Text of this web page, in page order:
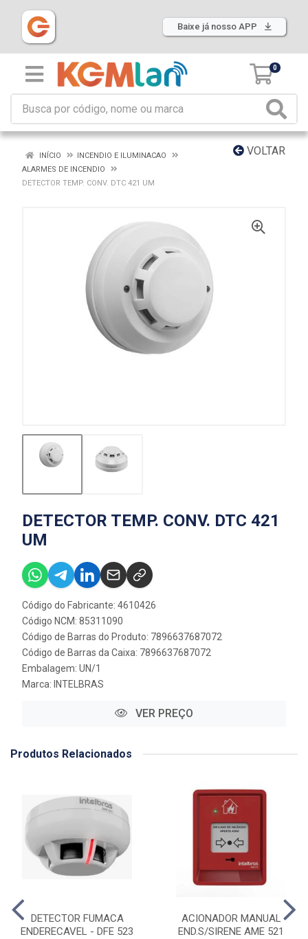
Baixe já nosso APP
0
VOLTAR
INÍCIO
INCENDIO E ILUMINACAO
ALARMES DE INCENDIO
DETECTOR TEMP. CONV. DTC 421 UM
DETECTOR TEMP. CONV. DTC 421
UM
Código do Fabricante: 4610426
Código NCM: 85311090
Código de Barras do Produto: 7896637687072
Código de Barras da Caixa: 7896637687072
Embalagem: UN/1
Marca: INTELBRAS
VER PREÇO
Produtos Relacionados
DETECTOR FUMACA
ENDERECAVEL - DFE 523
ACIONADOR MANUAL
END.S/SIRENE AME 521